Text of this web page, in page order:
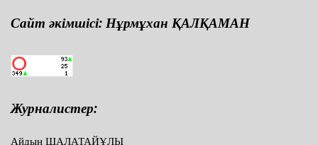
Сайт әкімшісі: Нұрмұхан ҚАЛҚАМАН
Журналистер:
Айдын ШАЛАТАЙҰЛЫ